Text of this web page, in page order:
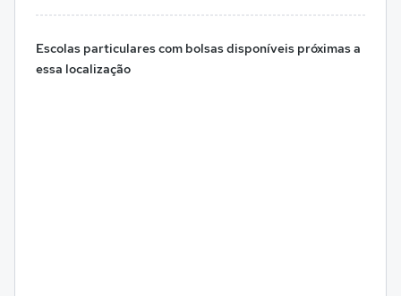
Escolas particulares com bolsas disponíveis próximas a
essa localização